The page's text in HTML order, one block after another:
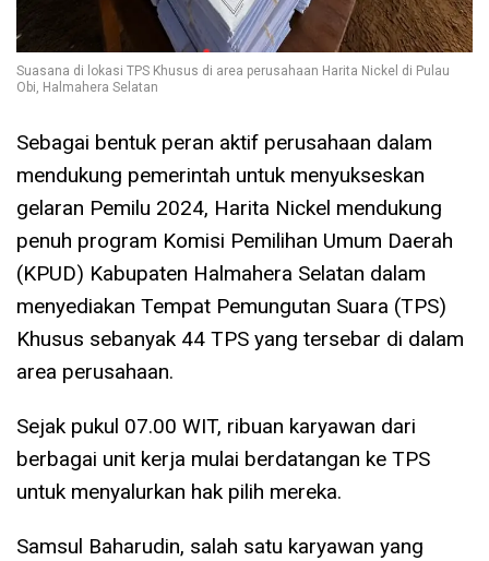
Suasana di lokasi TPS Khusus di area perusahaan Harita Nickel di Pulau
Obi, Halmahera Selatan
Sebagai bentuk peran aktif perusahaan dalam
mendukung pemerintah untuk menyukseskan
gelaran Pemilu 2024, Harita Nickel mendukung
penuh program Komisi Pemilihan Umum Daerah
(KPUD) Kabupaten Halmahera Selatan dalam
menyediakan Tempat Pemungutan Suara (TPS)
Khusus sebanyak 44 TPS yang tersebar di dalam
area perusahaan.
Sejak pukul 07.00 WIT, ribuan karyawan dari
berbagai unit kerja mulai berdatangan ke TPS
untuk menyalurkan hak pilih mereka.
Samsul Baharudin, salah satu karyawan yang